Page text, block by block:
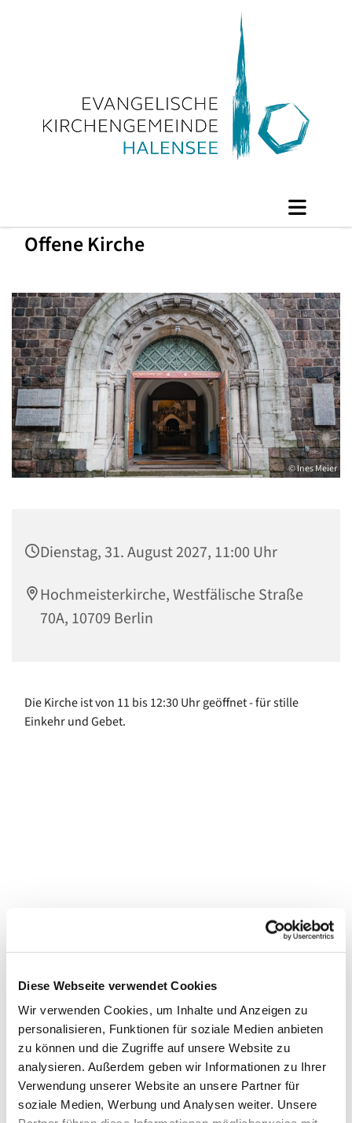
Diese Webseite verwendet Cookies
Wir verwenden Cookies, um Inhalte und Anzeigen zu
personalisieren, Funktionen für soziale Medien anbieten
zu können und die Zugriffe auf unsere Website zu
analysieren. Außerdem geben wir Informationen zu Ihrer
Verwendung unserer Website an unsere Partner für
soziale Medien, Werbung und Analysen weiter. Unsere
Offene Kirche
© Ines Meier
Dienstag, 31. August 2027, 11:00 Uhr
Hochmeisterkirche, Westfälische Straße
70A, 10709 Berlin
Die Kirche ist von 11 bis 12:30 Uhr geöffnet - für stille
Einkehr und Gebet.
Dies könnte Sie auch interessieren